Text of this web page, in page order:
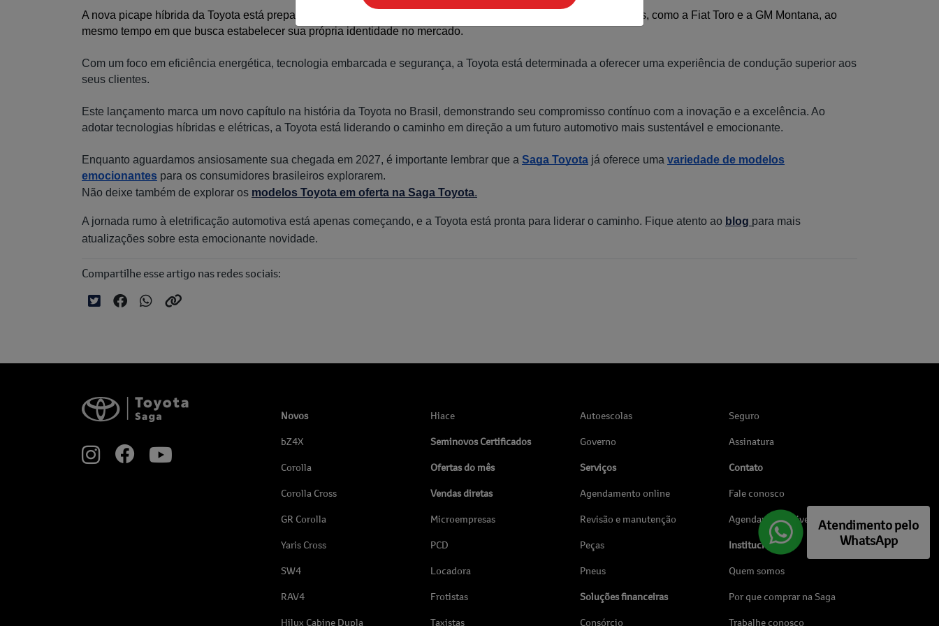
A nova picape híbrida da Toyota está preparada para enfrentar os desafios de competir com modelos
os, como a Fiat Toro e a GM Montana, ao
mesmo tempo em que busca estabelecer sua própria identidade no mercado.
Com um foco em eficiência energética, tecnologia embarcada e segurança, a Toyota está determinada a oferecer uma experiência de condução superior aos
seus clientes.
Este lançamento marca um novo capítulo na história da Toyota no Brasil, demonstrando seu compromisso contínuo com a inovação e a excelência. Ao
adotar tecnologias híbridas e elétricas, a Toyota está liderando o caminho em direção a um futuro automotivo mais sustentável e emocionante.
Enquanto aguardamos ansiosamente sua chegada em 2027, é importante lembrar que a Saga Toyota já oferece uma variedade de modelos
emocionantes para os consumidores brasileiros explorarem.
Não deixe também de explorar os modelos Toyota em oferta na Saga Toyota.
A jornada rumo à eletrificação automotiva está apenas começando, e a Toyota está pronta para liderar o caminho. Fique atento ao blog para mais
atualizações sobre esta emocionante novidade.
Compartilhe esse artigo nas redes sociais:
Novos
bZ4X
Corolla
Corolla Cross
GR Corolla
Yaris Cross
SW4
RAV4
Hilux Cabine Dupla
Hiace
Seminovos Certificados
Ofertas do mês
Vendas diretas
Microempresas
PCD
Locadora
Frotistas
Taxistas
Autoescolas
Governo
Serviços
Agendamento online
Revisão e manutenção
Peças
Pneus
Soluções financeiras
Consórcio
Seguro
Assinatura
Contato
Fale conosco
Agendar Test Drive
Institucional
Quem somos
Por que comprar na Saga
Trabalhe conosco
Atendimento pelo
WhatsApp